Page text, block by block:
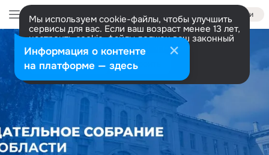
Войти
Мы используем cookie-файлы, чтобы улучшить
сервисы для вас. Если ваш возраст менее 13 лет,
настроить cookie-файлы должен ваш законный
представитель. Больше информации
Разрешить все Настроить
Информация о контенте
на платформе — здесь